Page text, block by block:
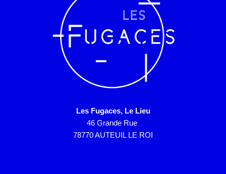
Les Fugaces, Le Lieu
46 Grande Rue
78770 AUTEUIL LE ROI